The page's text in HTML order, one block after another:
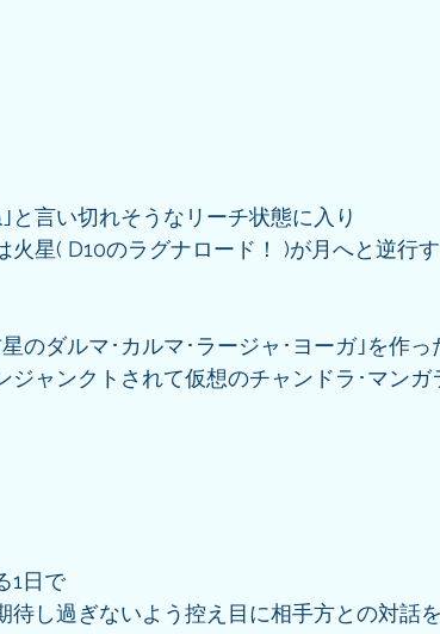
と言い切れそうなリーチ状態に入り
星( D10のラグナロード！ )が月へと逆行
のダルマ･カルマ･ラージャ･ヨーガ｣を作っ
ジャンクトされて仮想のチャンドラ･マンガ
1日で
待し過ぎないよう控え目に相手方との対話